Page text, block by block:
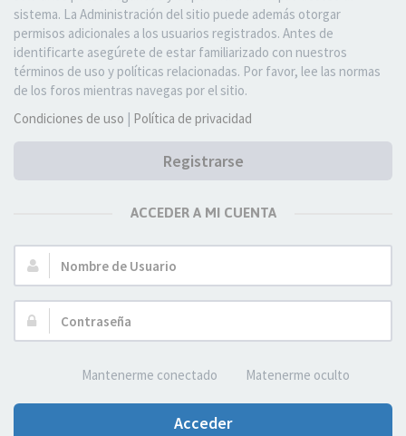
sistema. La Administración del sitio puede además otorgar
permisos adicionales a los usuarios registrados. Antes de
identificarte asegúrete de estar familiarizado con nuestros
términos de uso y políticas relacionadas. Por favor, lee las normas
de los foros mientras navegas por el sitio.
Condiciones de uso | Política de privacidad
Registrarse
ACCEDER A MI CUENTA
Nombre
de
Usuario:
Contraseña:
Mantenerme conectado Matenerme oculto
Acceder